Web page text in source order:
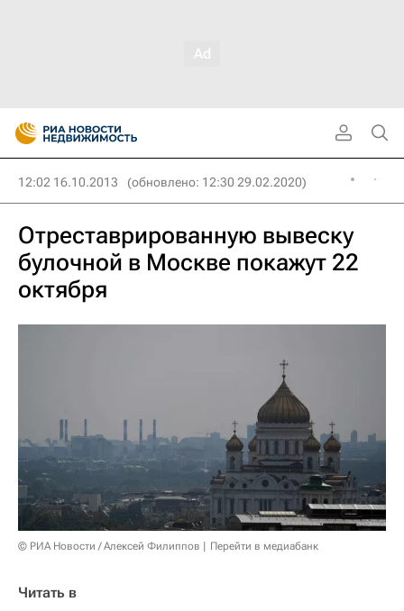
12:02 16.10.2013 (обновлено: 12:30 29.02.2020)
Отреставрированную вывеску
булочной в Москве покажут 22
октября
© РИА Новости / Алексей Филиппов Перейти в медиабанк
Читать в